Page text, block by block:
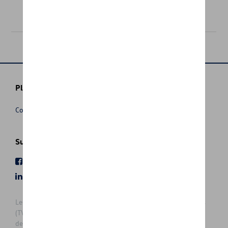
Plus d'informations
Conditions de vente
Suivez nous
Les prix affichés sur le présent site sont des prix recommandés
(TVAc), hors éventuels frais de montage. Pour connaitre le prix
de vente actuel et les éventuels frais de montage, veuillez